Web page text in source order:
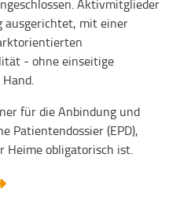
Aktivmitglieder
ausgerichtet, mit einer
- ohne einseitige
für die Anbindung und
Patientendossier (EPD),
Heime obligatorisch ist.